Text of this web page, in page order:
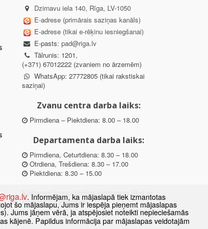
Dzirnavu iela 140, Rīga, LV-1050
E-adrese (primārais saziņas kanāls)
E-adrese (tikai e-rēķinu iesniegšanai)
E-pasts: pad@riga.lv
Tālrunis: 1201,
(+371) 67012222 (zvaniem no ārzemēm)
WhatsApp: 27772805 (tikai rakstiskai
saziņai)
Zvanu centra darba laiks:
Pirmdiena – Piektdiena: 8.00 – 18.00
Departamenta darba laiks:
Pirmdiena, Ceturtdiena: 8.30 – 18.00
Otrdiena, Trešdiena: 8.30 – 17.00
Piektdiena: 8.30 – 15.00
Klātienes konsultācijas pieejamas tikai ar
iepriekšēju pierakstu.
. Informējam, ka mājaslapā tiek izmantotas
šo mājaslapu, Jums ir iespēja pieņemt mājaslapas
Jums jāņem vērā, ja atspējosiet noteikti nepieciešamās
kājenē. Papildus informācija par mājaslapas veidotajām